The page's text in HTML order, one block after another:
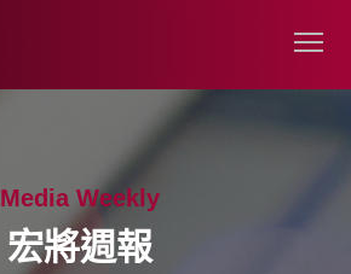
Media Weekly
宏將週報